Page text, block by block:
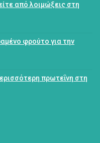
από λοιμώξεις στη
φρούτο για την
πρωτεΐνη στη